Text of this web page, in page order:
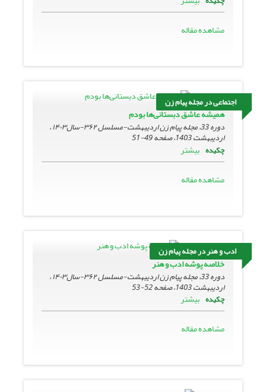
مشاهده مقاله
اجتماعی در مجله پیام زن
همیشه عاشق دبستانی‌ها بودم
دوره 33، مجله پیام زن اردیبهشت-مسلسل ۳۶۲-سال۱۴۰۳ ،
اردیبهشت 1403، صفحه
49-51
چکیده بیشتر
مشاهده مقاله
ادب و هنر در مجله پیام زن
خلاصه پوشه ادب و هنر
دوره 33، مجله پیام زن اردیبهشت-مسلسل ۳۶۲-سال۱۴۰۳ ،
اردیبهشت 1403، صفحه
52-53
چکیده بیشتر
مشاهده مقاله